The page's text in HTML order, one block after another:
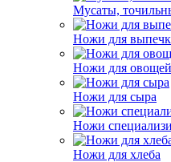
Мусаты,
Ножи для
Ножи для овощей
Ножи для сыра
Ножи
Ножи для хлеба